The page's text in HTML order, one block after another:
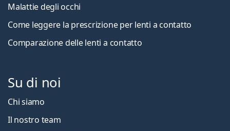
Malattie degli occhi
Come leggere la prescrizione per lenti a contatto
Comparazione delle lenti a contatto
Su di noi
Chi siamo
Il nostro team